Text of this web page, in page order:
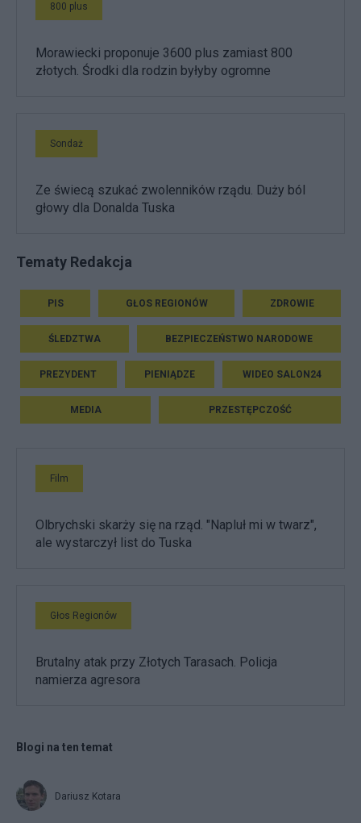
800 plus
Morawiecki proponuje 3600 plus zamiast 800
złotych. Środki dla rodzin byłyby ogromne
Sondaż
Ze świecą szukać zwolenników rządu. Duży ból
głowy dla Donalda Tuska
Tematy Redakcja
PIS GŁOS REGIONÓW ZDROWIE
ŚLEDZTWA BEZPIECZEŃSTWO NARODOWE
PREZYDENT PIENIĄDZE WIDEO SALON24
MEDIA PRZESTĘPCZOŚĆ
Film
Olbrychski skarży się na rząd. "Napluł mi w twarz",
ale wystarczył list do Tuska
Głos Regionów
Brutalny atak przy Złotych Tarasach. Policja
namierza agresora
Blogi na ten temat
Dariusz Kotara